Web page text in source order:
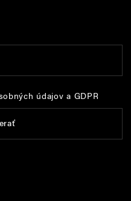
údajov a GDPR